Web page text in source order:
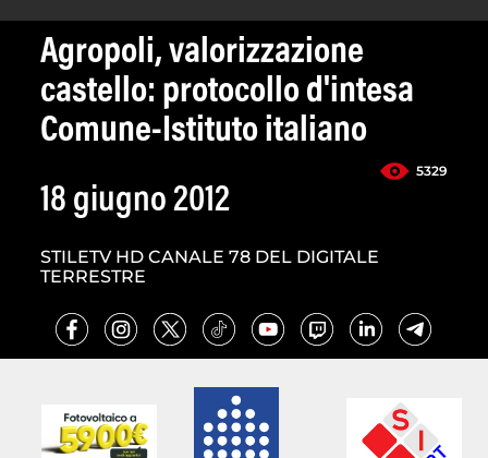
Agropoli, valorizzazione
castello: protocollo d'intesa
Comune-Istituto italiano
5329
18 giugno 2012
STILETV HD CANALE 78 DEL DIGITALE
TERRESTRE